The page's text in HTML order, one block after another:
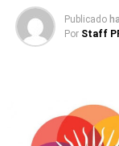
El huevo de
de la fiesta de
como en el
La costumbre
Publicado
Por Staff